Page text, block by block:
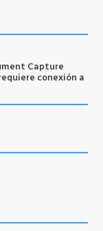
Capture
conexión a